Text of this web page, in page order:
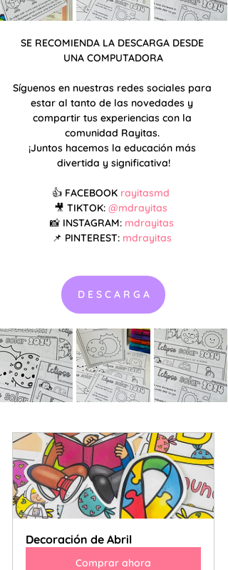
SE RECOMIENDA LA DESCARGA DESDE
UNA COMPUTADORA
Síguenos en nuestras redes sociales para
estar al tanto de las novedades y
compartir tus experiencias con la
comunidad Rayitas.
¡Juntos hacemos la educación más
divertida y significativa!
👍 FACEBOOK rayitasmd
🎥 TIKTOK: @mdrayitas
📸 INSTAGRAM: mdrayitas
📌 PINTEREST: mdrayitas
D E S C A R G A
Decoración de Abril
Comprar ahora